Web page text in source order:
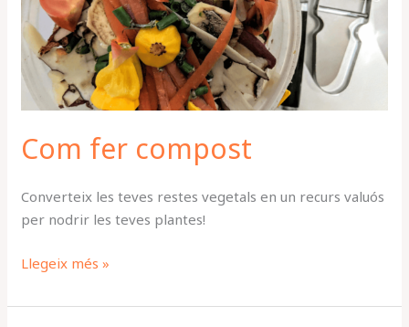
Com fer compost
Converteix les teves restes vegetals en un recurs valuós
per nodrir les teves plantes!
Llegeix més »